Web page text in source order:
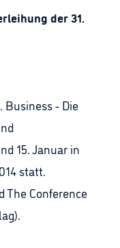
der 31.
Business - Die
15. Januar in
statt.
The Conference